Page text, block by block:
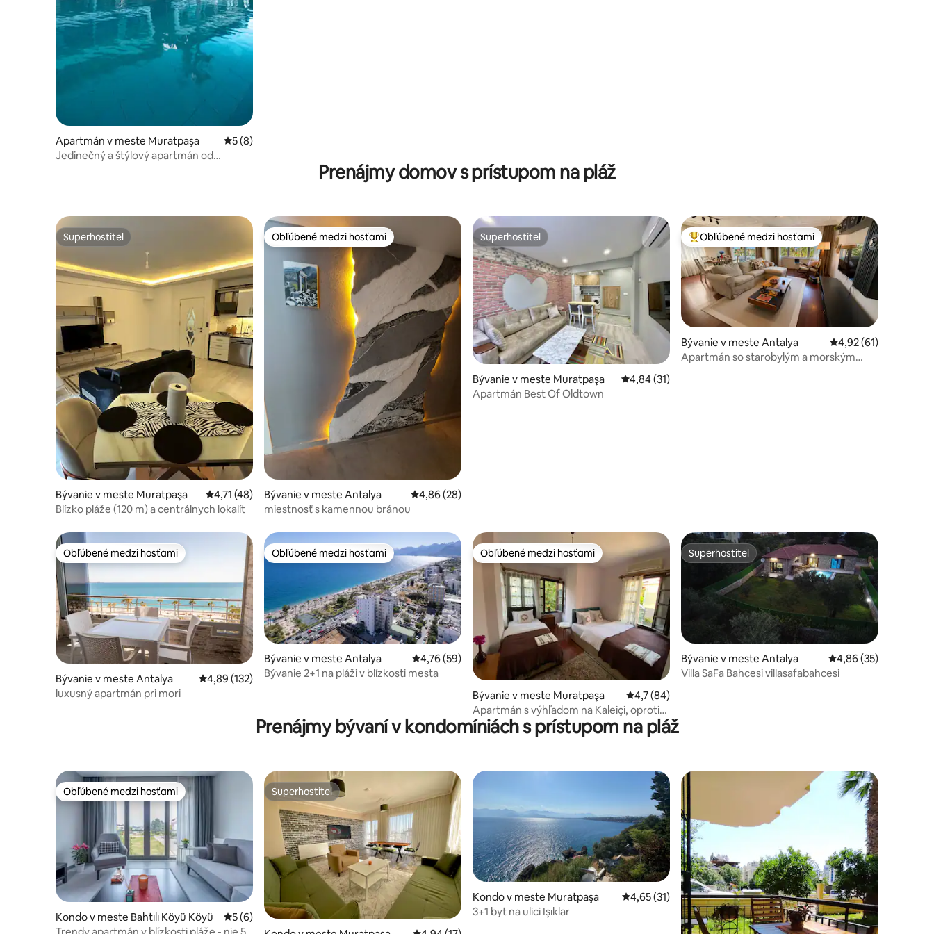
Apartmán v meste Muratpaşa Priemerné ohodnotenie 5 z 5, počet hodnotení: 8
5 (8)
Jedinečný a štýlový apartmán od
Prenájmy domov s prístupom na pláž
Superhostiteľ
Superhostiteľ
Bývanie v meste Muratpaşa Priemerné ohodnotenie 4,71 z 5, počet hodnotení: 48
4,71 (48)
Blízko pláže (120 m) a centrálnych lokalít
Obľúbené medzi hosťami
Obľúbené medzi hosťami
Bývanie v meste Antalya Priemerné ohodnotenie 4,86 z 5, počet hodnotení: 28
4,86 (28)
miestnosť s kamennou bránou
Superhostiteľ
Superhostiteľ
Bývanie v meste Muratpaşa Priemerné ohodnotenie 4,84 z 5, počet hodnotení: 31
4,84 (31)
Apartmán Best Of Oldtown
Najobľúbenejšie medzi hosťami
Obľúbené medzi hosťami
Bývanie v meste Antalya Priemerné
4,92 (61)
Apartmán so starobylým a morským
Obľúbené medzi hosťami
Obľúbené medzi hosťami
Bývanie v meste Antalya Priemerné ohodnotenie 4,89 z 5, počet hodnotení: 132
4,89 (132)
luxusný apartmán pri mori
Obľúbené medzi hosťami
Obľúbené medzi hosťami
Bývanie v meste Antalya Priemerné ohodnotenie 4,76 z 5, počet hodnotení: 59
4,76 (59)
Bývanie 2+1 na pláži v blízkosti mesta
Obľúbené medzi hosťami
Obľúbené medzi hosťami
Bývanie v meste Muratpaşa Priemerné ohodnotenie 4,7 z 5, počet hodnotení: 84
4,7 (84)
Apartmán s výhľadom na Kaleiçi, oproti
moru
Superhostiteľ
Superhostiteľ
Bývanie v meste Antalya Priemerné
4,86 (35)
Villa SaFa Bahcesi villasafabahcesi
Prenájmy bývaní v kondomíniách s prístupom na pláž
Obľúbené medzi hosťami
Obľúbené medzi hosťami
Kondo v meste Bahtılı Köyü Köyü Priemerné ohodnotenie 5 z 5, počet hodnotení: 6
5 (6)
Superhostiteľ
Superhostiteľ
Kondo v meste Muratpaşa Priemerné ohodnotenie 4,65 z 5, počet hodnotení: 31
4,65 (31)
3+1 byt na ulici Işıklar